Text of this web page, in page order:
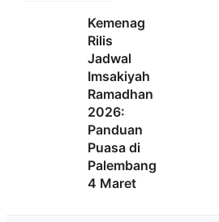
Kemenag
Rilis
Jadwal
Imsakiyah
Ramadhan
2026:
Panduan
Puasa di
Palembang
4 Maret